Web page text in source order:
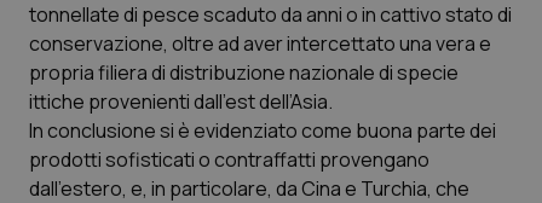
Quotidiano Cardiologia
Quotidiano Chirurgia
Quotidiano Oncologia
tonnellate di pesce scaduto da anni o in cattivo stato di
conservazione, oltre ad aver intercettato una vera e
propria filiera di distribuzione nazionale di specie
ittiche provenienti dall’est dell’Asia.
In conclusione si è evidenziato come buona parte dei
prodotti sofisticati o contraffatti provengano
dall’estero, e, in particolare, da Cina e Turchia, che